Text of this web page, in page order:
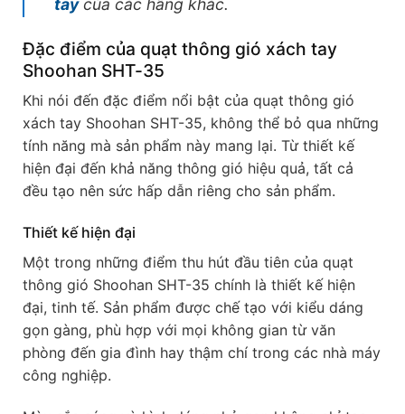
taycủa các hãng khác.
Đặc điểm của quạt thông gió xách tay
Shoohan SHT-35
Khi nói đến đặc điểm nổi bật của quạt thông gió
xách tay Shoohan SHT-35, không thể bỏ qua những
tính năng mà sản phẩm này mang lại. Từ thiết kế
hiện đại đến khả năng thông gió hiệu quả, tất cả
đều tạo nên sức hấp dẫn riêng cho sản phẩm.
Thiết kế hiện đại
Một trong những điểm thu hút đầu tiên của quạt
thông gió Shoohan SHT-35 chính là thiết kế hiện
đại, tinh tế. Sản phẩm được chế tạo với kiểu dáng
gọn gàng, phù hợp với mọi không gian từ văn
phòng đến gia đình hay thậm chí trong các nhà máy
công nghiệp.